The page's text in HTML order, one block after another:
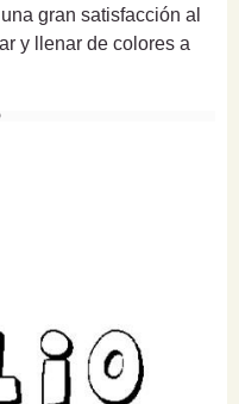
gran satisfacción al
y llenar de colores a